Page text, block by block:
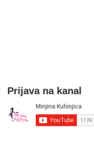
Prijava na kanal